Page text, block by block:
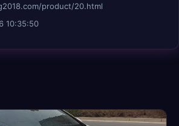
product/20.html
10:35:50